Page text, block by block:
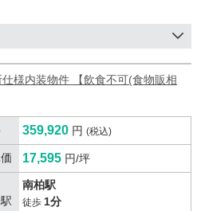
様内装物件 【飲食不可(食物販相
359,920 円 (税込)
17,595 円/坪
南柏駅
徒歩 1分